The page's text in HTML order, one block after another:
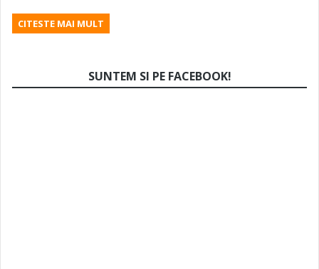
CITESTE MAI MULT
SUNTEM SI PE FACEBOOK!